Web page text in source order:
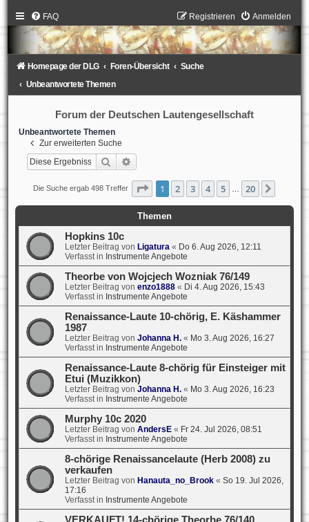
FAQ Anmelden
Registrieren
Homepage der DLG Foren-Übersicht
Suche
Unbeantwortete Themen
Forum der Deutschen Lautengesellschaft
Unbeantwortete Themen
Zur erweiterten Suche
Suche
Die Suche ergab 498 Treffer Seite 1von 20
1 2 3 4 5 20
Themen
Hopkins 10c
Letzter Beitrag von Ligatura « Do 6. Aug 2026, 12:11
Verfasst in Instrumente Angebote
Theorbe von Wojcjech Wozniak 76/149
Letzter Beitrag von enzo1888« Di 4. Aug 2026, 15:43
Verfasst in Instrumente Angebote
Renaissance-Laute 10-chörig, E. Käshammer
1987
Letzter Beitrag von Johanna H.« Mo 3. Aug 2026, 16:27
Verfasst in Instrumente Angebote
Renaissance-Laute 8-chörig für Einsteiger mit
Etui (Muzikkon)
Letzter Beitrag von Johanna H.« Mo 3. Aug 2026, 16:23
Verfasst in Instrumente Angebote
Murphy 10c 2020
Letzter Beitrag von AndersE« Fr 24. Jul 2026, 08:51
Verfasst in Instrumente Angebote
8-chörige Renaissancelaute (Herb 2008) zu
verkaufen
Letzter Beitrag von Hanauta_no_Brook« So 19. Jul 2026,
17:16
Verfasst in Instrumente Angebote
VERKAUFT! 14-chörige Theorbe 76/140